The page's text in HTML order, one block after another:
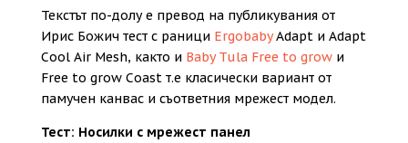
Текстът по-долу е превод на публикувания от
Ирис Божич тест с раници ErgobabyAdapt и Adapt
Cool Air Mesh, както и Baby Tula Free to growи
Free to grow Coast т.е класически вариант от
памучен канвас и съответния мрежест модел.
Тест: Носилки с мрежест панел